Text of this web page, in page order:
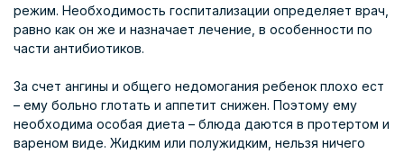
режим. Необходимость госпитализации определяет врач,
равно как он же и назначает лечение, в особенности по
части антибиотиков.
За счет ангины и общего недомогания ребенок плохо ест
– ему больно глотать и аппетит снижен. Поэтому ему
необходима особая диета – блюда даются в протертом и
вареном виде. Жидким или полужидким, нельзя ничего